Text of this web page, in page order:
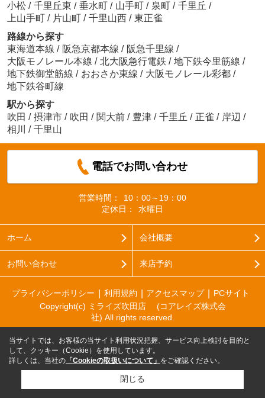
小松 / 千里丘東 / 垂水町 / 山手町 / 泉町 / 千里丘 /
上山手町 / 片山町 / 千里山西 / 東正雀
路線から探す
東海道本線 / 阪急京都本線 / 阪急千里線 /
大阪モノレール本線 / 北大阪急行電鉄 / 地下鉄今里筋線 /
地下鉄御堂筋線 / おおさか東線 / 大阪モノレール彩都 /
地下鉄谷町線
駅から探す
吹田 / 摂津市 / 吹田 / 関大前 / 豊津 / 千里丘 / 正雀 / 岸辺 /
相川
/ 千里山
電話でお問い合わせ
営業時間：
10：00～19：00
定休日：
水曜日
ホーム 会社概要
お問い合わせ 来店予約
プライバシーポリシー 利用規約 アクセスマップ
PCサイト
Copyright(c) ミライズ吹田店 (コアレイズ株式会
社) All rights reserved.
当サイトでは、お客様の当サイト利用状況把握、サービス向上検討を目的と
して、クッキー（Cookie）を使用しています。
詳しくは、当社の 「Cookieの取扱いについて」 をご確認ください。
閉じる